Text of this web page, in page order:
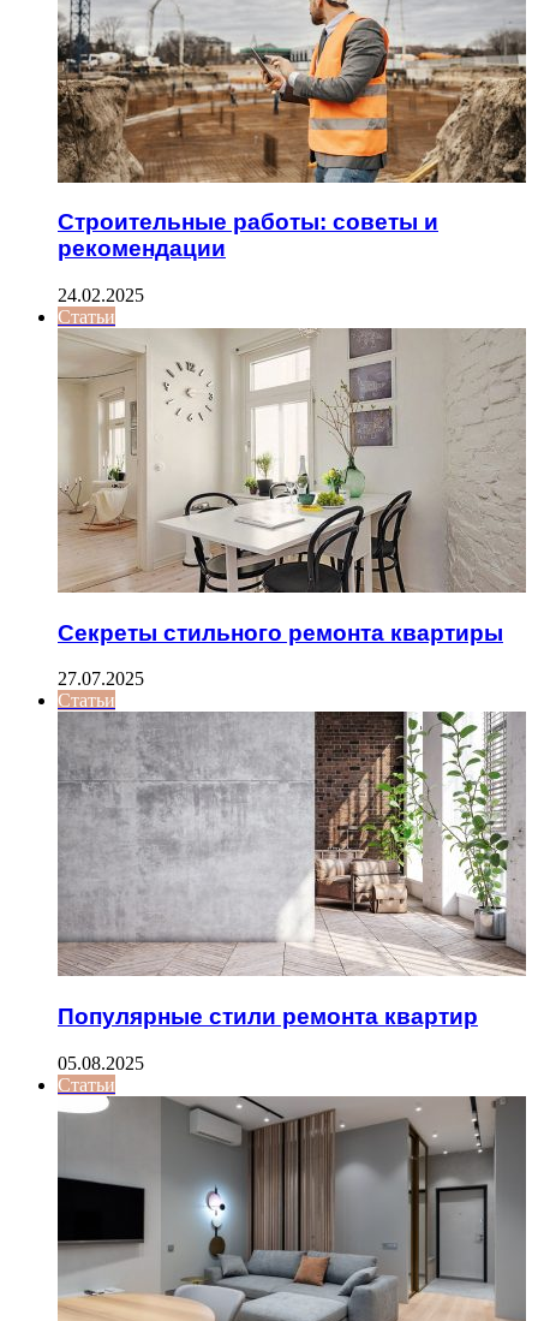
Строительные работы: советы и
рекомендации
24.02.2025
Статьи
Секреты стильного ремонта квартиры
27.07.2025
Статьи
Популярные стили ремонта квартир
05.08.2025
Статьи